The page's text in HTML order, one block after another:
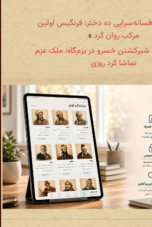
۴۰ - افسانه‌سرایی ده دختر: فرنگیس اولین
مرکب روان کرد»
۳۸ - شیرکشتن خسرو در بزم‌گاه: ملک عزم
تماشا کرد روزی